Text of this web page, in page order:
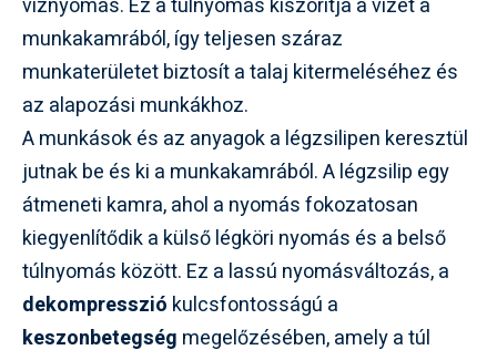
munkakamrából, így teljesen száraz
munkaterületet biztosít a talaj kitermeléséhez és
az alapozási munkákhoz.
A munkások és az anyagok a légzsilipen keresztül
jutnak be és ki a munkakamrából. A légzsilip egy
átmeneti kamra, ahol a nyomás fokozatosan
kiegyenlítődik a külső légköri nyomás és a belső
túlnyomás között. Ez a lassú nyomásváltozás, a
dekompresszió kulcsfontosságú a
keszonbetegség megelőzésében, amely a túl